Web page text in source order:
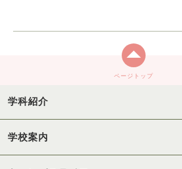
ページトップ
学科紹介
学校案内